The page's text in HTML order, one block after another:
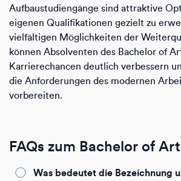
Aufbaustudiengänge sind attraktive
eigenen Qualifikationen gezielt zu
vielfältigen Möglichkeiten der
können Absolventen des Bachelor of
Karrierechancen deutlich verbessern
die Anforderungen des modernen
vorbereiten.
FAQs zum Bachelor of
Was bedeutet die Bezeichnung